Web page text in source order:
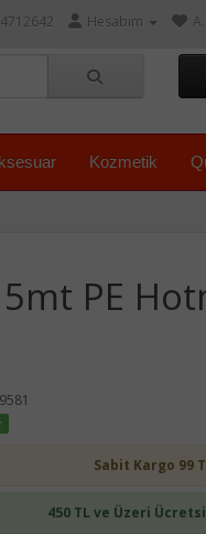
Hesabım
Kozmetik
PE
Sabit Kargo 99
450 TL ve Üzeri